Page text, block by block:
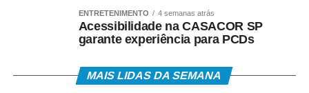
• Telefone 158 (Ministério do Trabalho);
• Atendimento Caixa ao Cidadão: 0800-726-0207.
ENTRETENIMENTO 4 semanas atrás
Acessibilidade na CASACOR SP
garante experiência para PCDs
MAIS LIDAS DA SEMANA